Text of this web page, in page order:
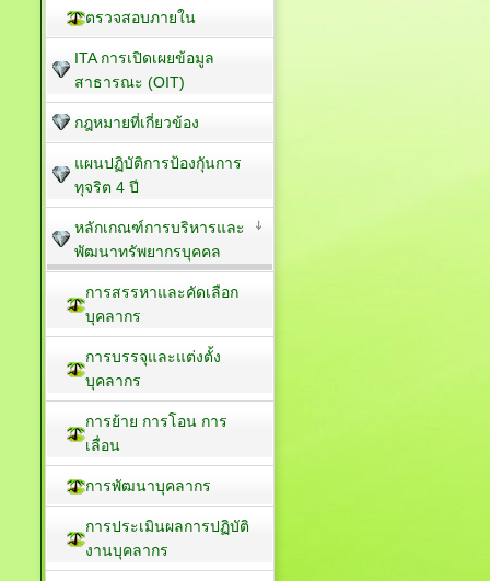
ตรวจสอบภายใน
ITA การเปิดเผยข้อมูล
สาธารณะ (OIT)
กฎหมายที่เกี่ยวข้อง
แผนปฏิบัติการป้องกัุนการ
ทุจริต 4 ปี
หลักเกณฑ์การบริหารและ
พัฒนาทรัพยากรบุคคล
การสรรหาและคัดเลือก
บุคลากร
การบรรจุและแต่งตั้ง
บุคลากร
การย้าย การโอน การ
เลื่อน
การพัฒนาบุคลากร
การประเมินผลการปฏิบัติ
งานบุคลากร